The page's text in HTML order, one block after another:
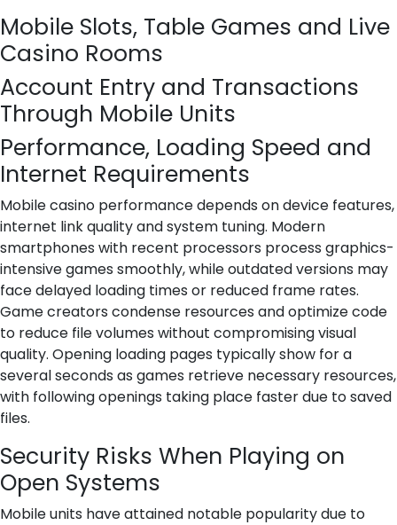
Mobile Slots, Table Games and Live
Casino Rooms
Account Entry and Transactions
Through Mobile Units
Performance, Loading Speed and
Internet Requirements
Mobile casino performance depends on device features,
internet link quality and system tuning. Modern
smartphones with recent processors process graphics-
intensive games smoothly, while outdated versions may
face delayed loading times or reduced frame rates.
Game creators condense resources and optimize code
to reduce file volumes without compromising visual
quality. Opening loading pages typically show for a
several seconds as games retrieve necessary resources,
with following openings taking place faster due to saved
files.
Security Risks When Playing on
Open Systems
Mobile units have attained notable popularity due to